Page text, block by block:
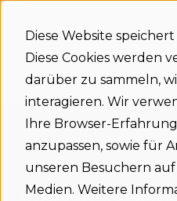
Diese Website
Diese Cookies werden
darüber zu sammeln,
interagieren. Wir
Ihre Browser-
anzupassen, sowie für
unseren Besuchern
Medien. Weitere
Support
home
Status